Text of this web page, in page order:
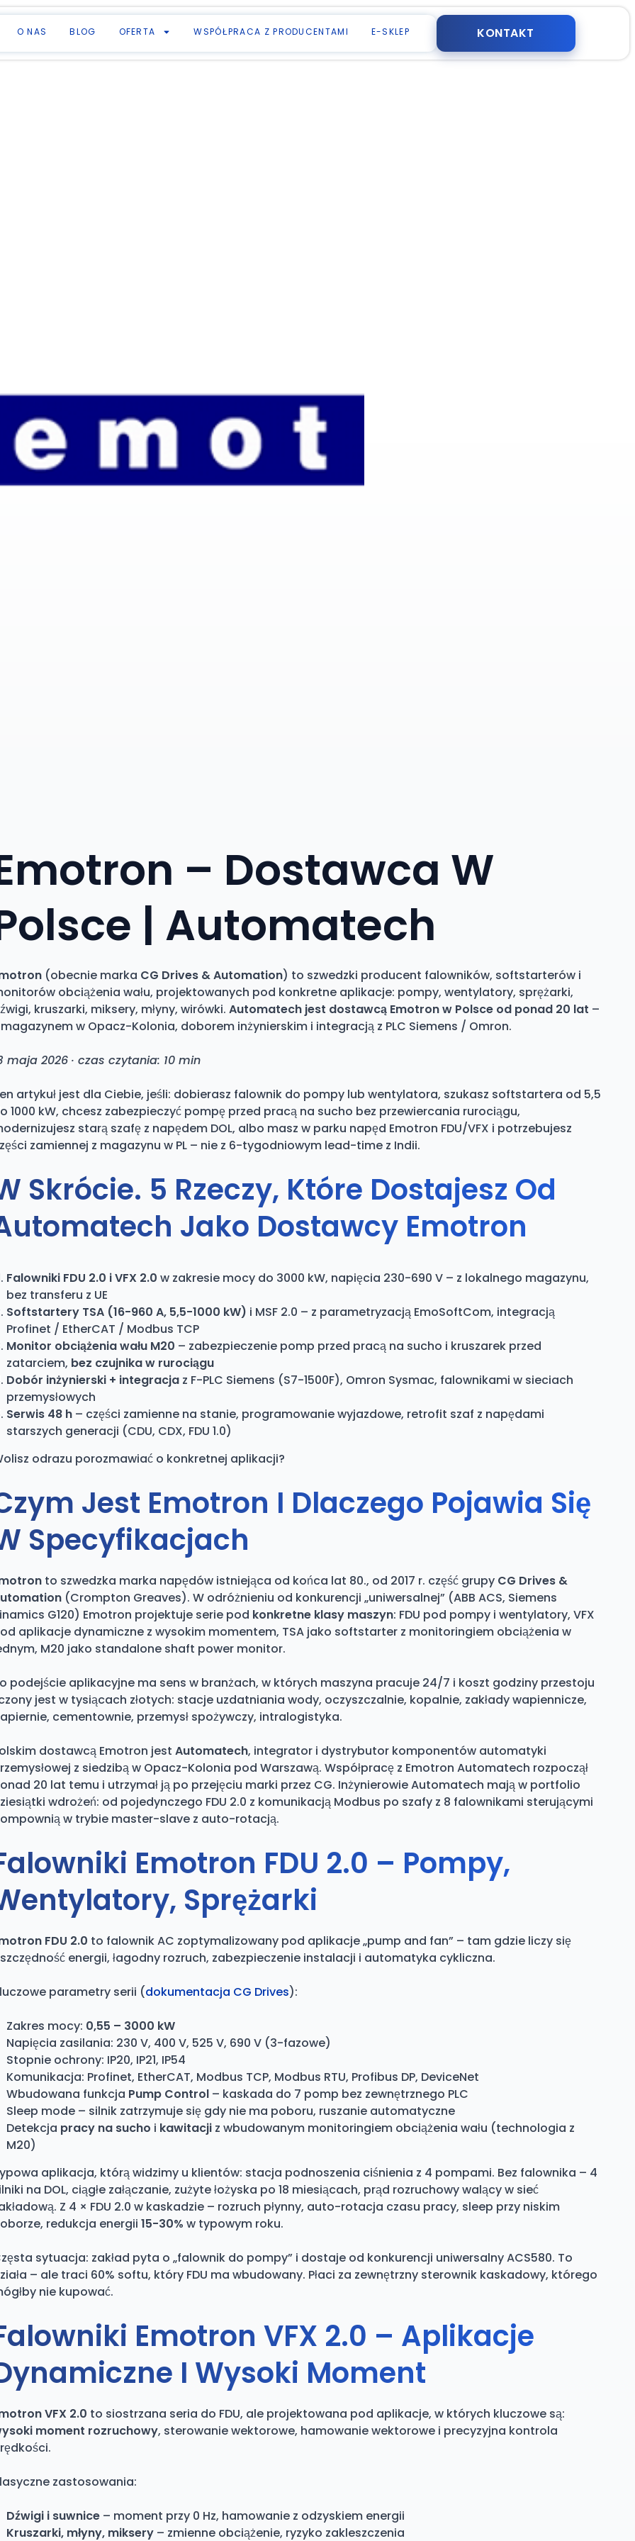
O NAS BLOG OFERTA WSPÓŁPRACA Z PRODUCENTAMI E-SKLEP KONTAKT
– Dostawca W
| Automatech
(obecnie marka CG Drives & Automation) to szwedzki producent falowników, softstarterów i
obciążenia wału, projektowanych pod konkretne aplikacje: pompy, wentylatory, sprężarki,
kruszarki, miksery, młyny, wirówki. Automatech jest dostawcą Emotron w Polsce od ponad 20 lat –
w Opacz-Kolonia, doborem inżynierskim i integracją z PLC Siemens / Omron.
maja 2026 · czas czytania: 10 min
artykuł jest dla Ciebie, jeśli: dobierasz falownik do pompy lub wentylatora, szukasz softstartera od 5,5
1000 kW, chcesz zabezpieczyć pompę przed pracą na sucho bez przewiercania rurociągu,
starą szafę z napędem DOL, albo masz w parku napęd Emotron FDU/VFX i potrzebujesz
zamiennej z magazynu w PL – nie z 6-tygodniowym lead-time z Indii.
Skrócie. 5 Rzeczy, Które Dostajesz Od
Jako Dostawcy Emotron
Falowniki FDU 2.0 i VFX 2.0 w zakresie mocy do 3000 kW, napięcia 230-690 V – z lokalnego magazynu,
bez transferu z UE
Softstartery TSA (16-960 A, 5,5-1000 kW) i MSF 2.0 – z parametryzacją EmoSoftCom, integracją
Profinet / EtherCAT / Modbus TCP
Monitor obciążenia wału M20 – zabezpieczenie pomp przed pracą na sucho i kruszarek przed
zatarciem, bez czujnika w rurociągu
Dobór inżynierski + integracjaz F-PLC Siemens (S7-1500F), Omron Sysmac, falownikami w sieciach
przemysłowych
Serwis 48 h– części zamienne na stanie, programowanie wyjazdowe, retrofit szaf z napędami
starszych generacji (CDU, CDX, FDU 1.0)
odrazu porozmawiać o konkretnej aplikacji?
Jest Emotron I Dlaczego Pojawia Się
Specyfikacjach
to szwedzka marka napędów istniejąca od końca lat 80., od 2017 r. część grupy CG Drives &
(Crompton Greaves). W odróżnieniu od konkurencji „uniwersalnej” (ABB ACS, Siemens
G120) Emotron projektuje serie pod konkretne klasy maszyn: FDU pod pompy i wentylatory, VFX
aplikacje dynamiczne z wysokim momentem, TSA jako softstarter z monitoringiem obciążenia w
M20 jako standalone shaft power monitor.
podejście aplikacyjne ma sens w branżach, w których maszyna pracuje 24/7 i koszt godziny przestoju
jest w tysiącach złotych: stacje uzdatniania wody, oczyszczalnie, kopalnie, zakłady wapiennicze,
cementownie, przemysł spożywczy, intralogistyka.
dostawcą Emotron jest Automatech, integrator i dystrybutor komponentów automatyki
z siedzibą w Opacz-Kolonia pod Warszawą. Współpracę z Emotron Automatech rozpoczął
20 lat temu i utrzymał ją po przejęciu marki przez CG. Inżynierowie Automatech mają w portfolio
wdrożeń: od pojedynczego FDU 2.0 z komunikacją Modbus po szafy z 8 falownikami sterującymi
w trybie master-slave z auto-rotacją.
Emotron FDU 2.0 – Pompy,
Sprężarki
FDU 2.0 to falownik AC zoptymalizowany pod aplikacje „pump and fan” – tam gdzie liczy się
energii, łagodny rozruch, zabezpieczenie instalacji i automatyka cykliczna.
parametry serii (dokumentacja CG Drives):
Zakres mocy: 0,55 – 3000 kW
Napięcia zasilania: 230 V, 400 V, 525 V, 690 V (3-fazowe)
Stopnie ochrony: IP20, IP21, IP54
Komunikacja: Profinet, EtherCAT, Modbus TCP, Modbus RTU, Profibus DP, DeviceNet
Wbudowana funkcja Pump Control– kaskada do 7 pomp bez zewnętrznego PLC
Sleep mode – silnik zatrzymuje się gdy nie ma poboru, ruszanie automatyczne
Detekcja pracy na sucho i kawitacjiz wbudowanym monitoringiem obciążenia wału (technologia z
M20)
aplikacja, którą widzimy u klientów: stacja podnoszenia ciśnienia z 4 pompami. Bez falownika – 4
na DOL, ciągłe załączanie, zużyte łożyska po 18 miesiącach, prąd rozruchowy walący w sieć
Z 4 × FDU 2.0 w kaskadzie – rozruch płynny, auto-rotacja czasu pracy, sleep przy niskim
redukcja energii 15-30% w typowym roku.
sytuacja: zakład pyta o „falownik do pompy” i dostaje od konkurencji uniwersalny ACS580. To
– ale traci 60% softu, który FDU ma wbudowany. Płaci za zewnętrzny sterownik kaskadowy, którego
nie kupować.
Emotron VFX 2.0 – Aplikacje
I Wysoki Moment
VFX 2.0 to siostrzana seria do FDU, ale projektowana pod aplikacje, w których kluczowe są:
moment rozruchowy, sterowanie wektorowe, hamowanie wektorowe i precyzyjna kontrola
zastosowania:
Dźwigi i suwnice– moment przy 0 Hz, hamowanie z odzyskiem energii
Kruszarki, młyny, miksery– zmienne obciążenie, ryzyko zakleszczenia